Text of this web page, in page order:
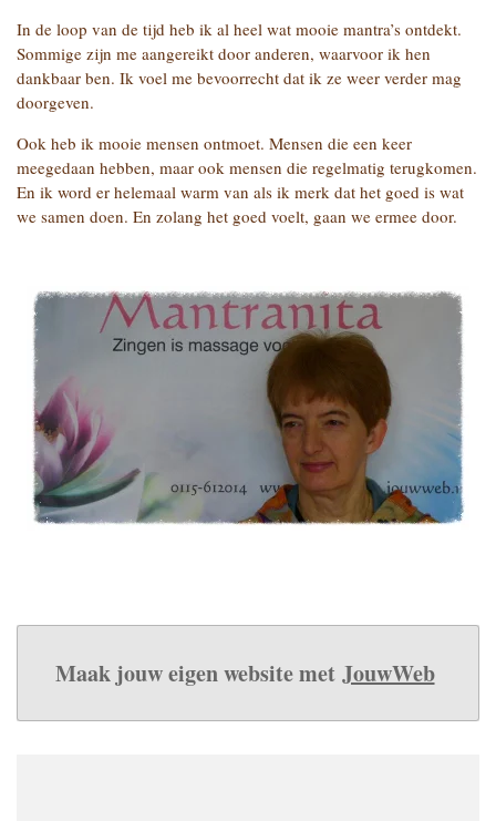
In de loop van de tijd heb ik al heel wat mooie mantra’s ontdekt.
Sommige zijn me aangereikt door anderen, waarvoor ik hen
dankbaar ben. Ik voel me bevoorrecht dat ik ze weer verder mag
doorgeven.
Ook heb ik mooie mensen ontmoet. Mensen die een keer
meegedaan hebben, maar ook mensen die regelmatig terugkomen.
En ik word er helemaal warm van als ik merk dat het goed is wat
we samen doen. En zolang het goed voelt, gaan we ermee door.
Maak jouw eigen website met JouwWeb